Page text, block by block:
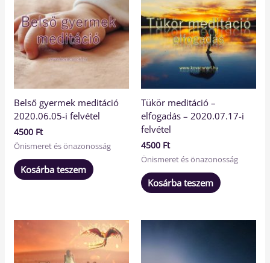
Belső gyermek meditáció
2020.06.05-i felvétel
4500 Ft
Önismeret és önazonosság
Kosárba teszem
Tükör meditáció –
elfogadás – 2020.07.17-i
felvétel
4500 Ft
Önismeret és önazonosság
Kosárba teszem